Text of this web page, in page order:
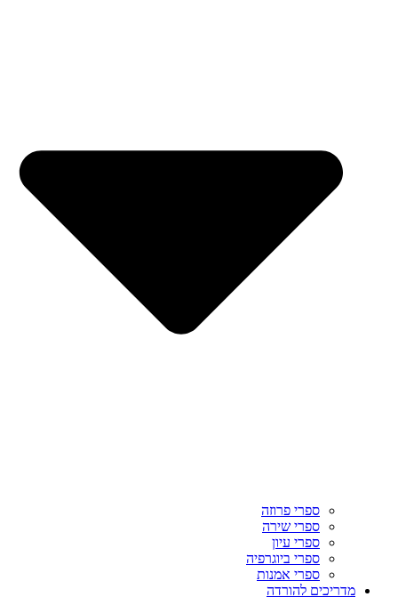
ספרי פרוזה
ספרי שירה
ספרי עיון
ספרי ביוגרפיה
ספרי אמנות
מדריכים להורדה